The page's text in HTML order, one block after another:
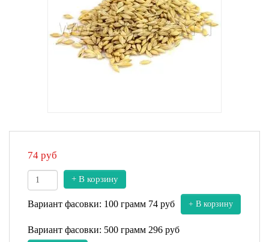
74 руб
+ В корзину
Вариант фасовки: 100 грамм 74 руб + В корзину
Вариант фасовки: 500 грамм 296 руб